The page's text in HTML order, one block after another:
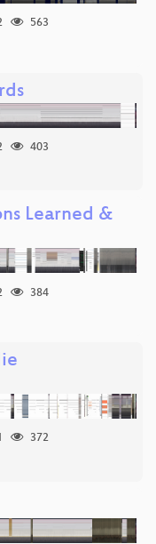
563
403
Learned &
384
372